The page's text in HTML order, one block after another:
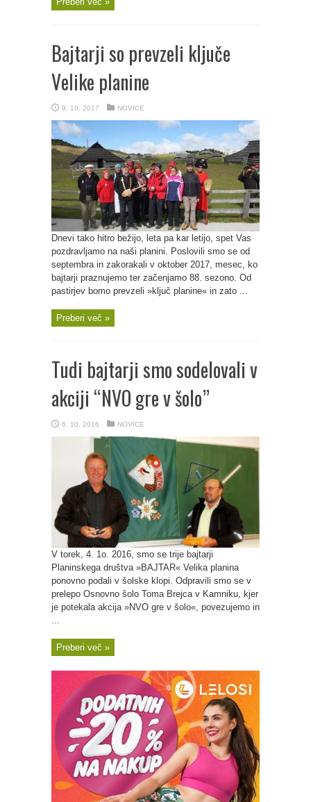
Bajtarji so prevzeli ključe
Velike planine
9. 10. 2017 NOVICE
Dnevi tako hitro bežijo, leta pa kar letijo, spet Vas
pozdravljamo na naši planini. Poslovili smo se od
septembra in zakorakali v oktober 2017, mesec, ko
bajtarji praznujemo ter začenjamo 88. sezono. Od
pastirjev bomo prevzeli »ključ planine« in zato ...
Preberi več »
Tudi bajtarji smo sodelovali v
akciji “NVO gre v šolo”
6. 10. 2016 NOVICE
V torek, 4. 1o. 2016, smo se trije bajtarji
Planinskega društva »BAJTAR« Velika planina
ponovno podali v šolske klopi. Odpravili smo se v
prelepo Osnovno šolo Toma Brejca v Kamniku, kjer
je potekala akcija »NVO gre v šolo«, povezujemo in
...
Preberi več »